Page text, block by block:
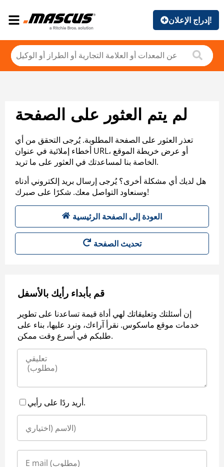
إدراج الإعلان!
لم يتم العثور على الصفحة
تعذر العثور على الصفحة المطلوبة. يُرجى التحقق من أي
أخطاء إملائية في عنوان URL، أو عرض خريطة الموقع
الخاصة بنا لمساعدتك في العثور على ما تريد.
هل لديك أي مشكلة أخرى؟ يُرجى إرسال بريد إلكتروني أدناه
وسنعاود التواصل معك. شكرًا على صبرك!
العودة إلى الصفحة الرئيسية
تحديث الصفحة
قم بأبداء رأيك بالأسفل
إن أسئلتك وتعليقاتك لهي أداة قيمة تساعدنا على تطوير
خدمات موقع ماسكوس. نقرأ آراءك، ونرد عليها، بناء على
طلبكم في أسرع وقت ممكن.
أريد ردًا على رأيي.